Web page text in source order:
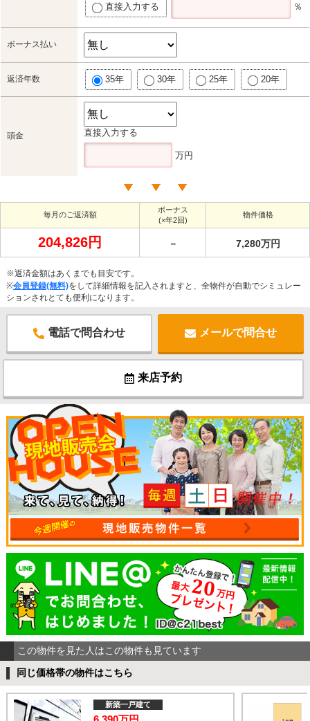
直接入力する ％
ボーナス払い
返済年数 35年 30年 25年 20年
頭金 直接入力する
万円
毎月のご返済額
ボーナス
(×年2回)
物件価格
204,826円 － 7,280万円
※返済金額はあくまでも目安です。
※会員登録(無料)をして詳細情報を記入されますと、全物件が自動でシミュレー
ションされとても便利になります。
電話で問合わせ メールで問合せ
来店予約
この物件を見た人はこの物件も見ています
同じ価格帯の物件はこちら
新築一戸建て